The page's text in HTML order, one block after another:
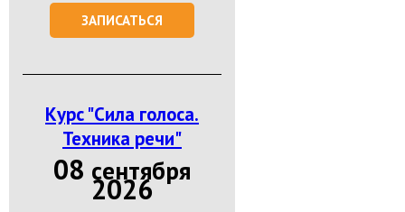
ЗАПИСАТЬСЯ
Курс "Сила голоса.
Техника речи"
08 сентября
2026